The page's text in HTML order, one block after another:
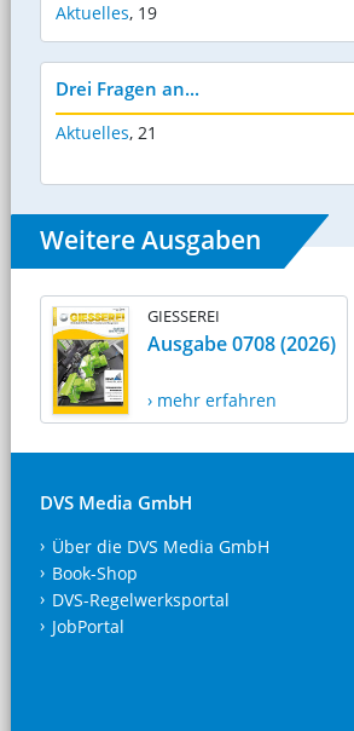
Aktuelles, 19
Drei Fragen an...
Aktuelles, 21
Weitere Ausgaben
GIESSEREI
Ausgabe 0708 (2026)
› mehr erfahren
DVS Media GmbH
Über die DVS Media GmbH
Book-Shop
DVS-Regelwerksportal
JobPortal